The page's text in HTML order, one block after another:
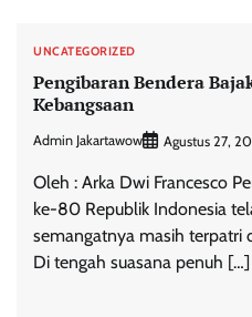
UNCATEGORIZED
Pengibaran Bendera
Kebangsaan
Admin Jakartawow Agustus 27,
Oleh : Arka Dwi Francesco
ke-80 Republik Indonesia
semangatnya masih terpatri
Di tengah suasana penuh […]